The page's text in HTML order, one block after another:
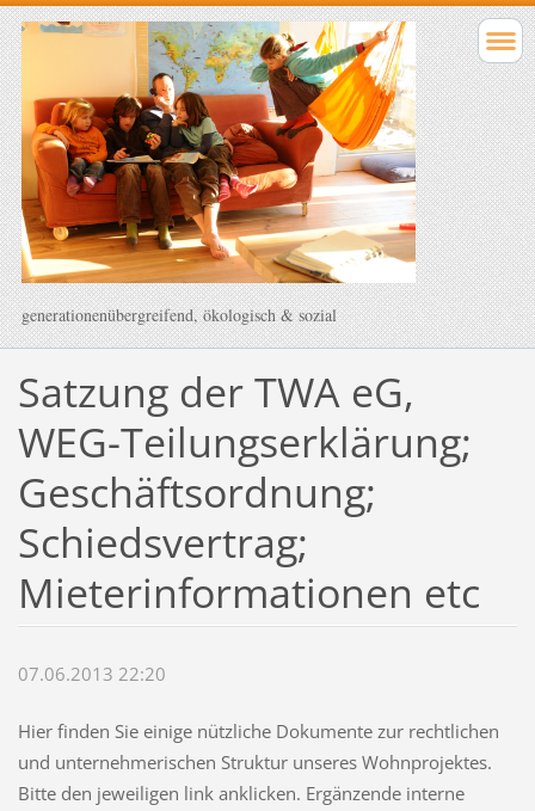
generationenübergreifend, ökologisch & sozial
Satzung der TWA eG,
WEG-Teilungserklärung;
Geschäftsordnung;
Schiedsvertrag;
Mieterinformationen etc
07.06.2013 22:20
Hier finden Sie einige nützliche Dokumente zur rechtlichen
und unternehmerischen Struktur unseres Wohnprojektes.
Bitte den jeweiligen link anklicken. Ergänzende interne